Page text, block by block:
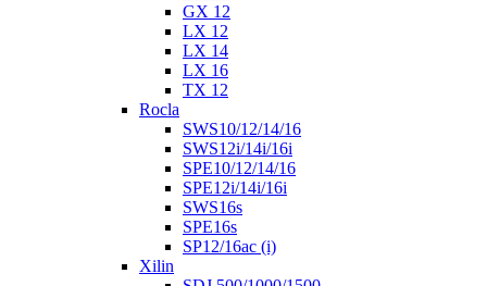
GX 12
LX 12
LX 14
LX 16
TX 12
Rocla
SWS10/12/14/16
SWS12i/14i/16i
SPE10/12/14/16
SPE12i/14i/16i
SWS16s
SPE16s
SP12/16ac (i)
Xilin